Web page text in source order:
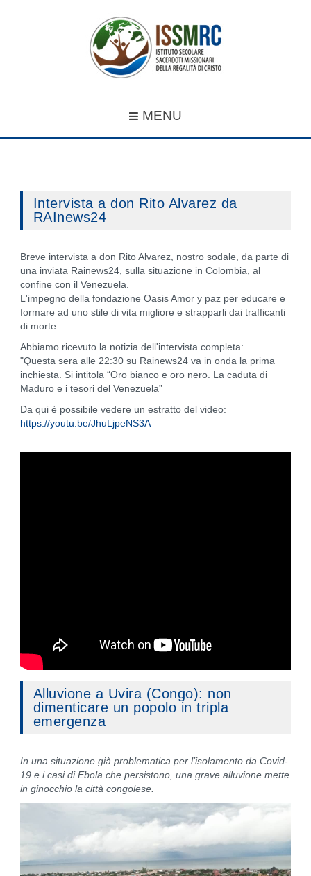
MENU
Intervista a don Rito Alvarez da
RAInews24
Breve intervista a don Rito Alvarez, nostro sodale, da parte di
una inviata Rainews24, sulla situazione in Colombia, al
confine con il Venezuela.
L'impegno della fondazione Oasis Amor y paz per educare e
formare ad uno stile di vita migliore e strapparli dai trafficanti
di morte.
Abbiamo ricevuto la notizia dell'intervista completa:
"Questa sera alle 22:30 su Rainews24 va in onda la prima
inchiesta. Si intitola “Oro bianco e oro nero. La caduta di
Maduro e i tesori del Venezuela”
Da qui è possibile vedere un estratto del video:
https://youtu.be/JhuLjpeNS3A
Alluvione a Uvira (Congo): non
dimenticare un popolo in tripla
emergenza
In una situazione già problematica per l’isolamento da Covid-
19 e i casi di Ebola che persistono, una grave alluvione mette
in ginocchio la città congolese.